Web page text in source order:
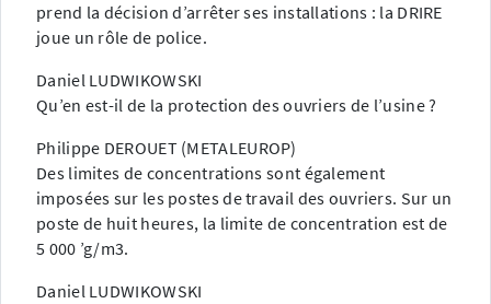
prend la décision d’arrêter ses installations : la DRIRE
joue un rôle de police.
Daniel LUDWIKOWSKI
Qu’en est-il de la protection des ouvriers de l’usine ?
Philippe DEROUET (METALEUROP)
Des limites de concentrations sont également
imposées sur les postes de travail des ouvriers. Sur un
poste de huit heures, la limite de concentration est de
5 000 ’g/m3.
Daniel LUDWIKOWSKI